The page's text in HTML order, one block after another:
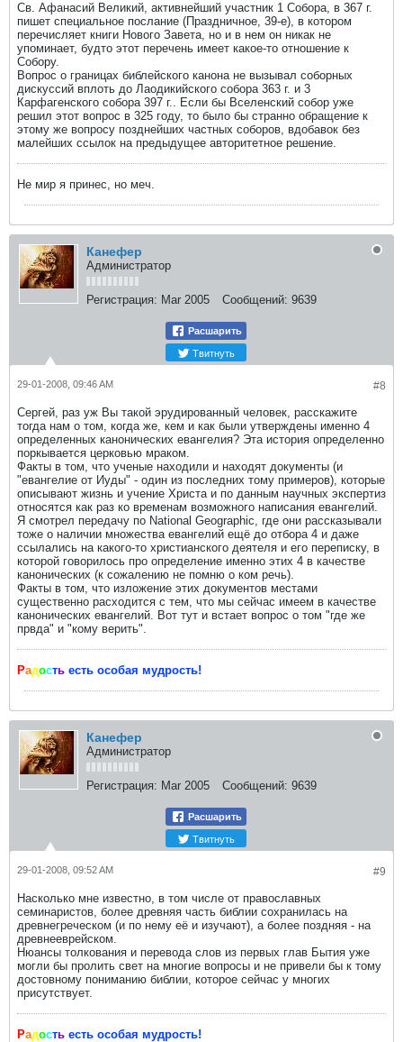
Св. Афанасий Великий, активнейший участник 1 Собора, в 367 г.
пишет специальное послание (Праздничное, 39-е), в котором
перечисляет книги Нового Завета, но и в нем он никак не
упоминает, будто этот перечень имеет какое-то отношение к
Собору.
Вопрос о границах библейского канона не вызывал соборных
дискуссий вплоть до Лаодикийского собора 363 г. и 3
Карфагенского собора 397 г.. Если бы Вселенский собор уже
решил этот вопрос в 325 году, то было бы странно обращение к
этому же вопросу позднейших частных соборов, вдобавок без
малейших ссылок на предыдущее авторитетное решение.
Не мир я принес, но меч.
Канефер
Администратор
Регистрация: Mar 2005 Сообщений: 9639
Расшарить
Твитнуть
#8
29-01-2008, 09:46 AM
Cергей, раз уж Вы такой эрудированный человек, расскажите
тогда нам о том, когда же, кем и как были утверждены именно 4
определенных канонических евангелия? Эта история определенно
поркывается церковью мраком.
Факты в том, что ученые находили и находят документы (и
"евангелие от Иуды" - один из последних тому примеров), которые
описывают жизнь и учение Христа и по данным научных экспертиз
относятся как раз ко временам возможного написания евангелий.
Я смотрел передачу по National Geographic, где они рассказывали
тоже о наличии множества евангелий ещё до отбора 4 и даже
ссылались на какого-то христианского деятеля и его переписку, в
которой говорилось про определение именно этих 4 в качестве
канонических (к сожалению не помню о ком речь).
Факты в том, что изложение этих документов местами
существенно расходится с тем, что мы сейчас имеем в качестве
канонических евангелий. Вот тут и встает вопрос о том "где же
првда" и "кому верить".
Радость есть особая мудрость!
Канефер
Администратор
Регистрация: Mar 2005 Сообщений: 9639
Расшарить
Твитнуть
#9
29-01-2008, 09:52 AM
Насколько мне известно, в том чиcле от православных
семинаристов, более древняя часть библии сохранилась на
древнегреческом (и по нему её и изучают), а более поздняя - на
древнееврейском.
Нюансы толкования и перевода слов из первых глав Бытия уже
могли бы пролить свет на многие вопросы и не привели бы к тому
достовному пониманию библии, которое сейчас у многих
присутствует.
Радость есть особая мудрость!